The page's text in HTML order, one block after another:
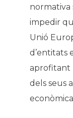
normativa
impedir
Unió
d’entitats
aprofitant
dels seus